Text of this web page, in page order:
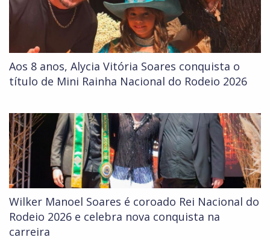
Aos 8 anos, Alycia Vitória Soares conquista o
título de Mini Rainha Nacional do Rodeio 2026
Wilker Manoel Soares é coroado Rei Nacional do
Rodeio 2026 e celebra nova conquista na
carreira